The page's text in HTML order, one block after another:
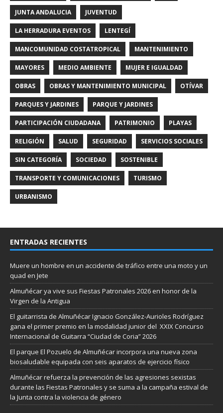
JUNTA ANDALUCIA JUVENTUD
LA HERRADURA EVENTOS LENTEGÍ
MANCOMUNIDAD COSTATROPICAL MANTENIMIENTO
MAYORES MEDIO AMBIENTE MUJER E IGUALDAD
OBRAS OBRAS Y MANTENIMIENTO MUNICIPAL OTÍVAR
PARQUES Y JARDINES PARQUE Y JARDINES
PARTICIPACIÓN CIUDADANA PATRIMONIO PLAYAS
RELIGIÓN SALUD SEGURIDAD SERVICIOS SOCIALES
SIN CATEGORÍA SOCIEDAD SOSTENIBLE
TRANSPORTE Y COMUNICACIONES TURISMO
URBANISMO
ENTRADAS RECIENTES
Muere un hombre en un accidente de tráfico entre una moto y un
quad en Jete
Almuñécar ya vive sus Fiestas Patronales 2026 en honor de la
Virgen de la Antigua
El guitarrista de Almuñécar Ignacio González-Aurioles Rodríguez
gana el primer premio en la modalidad junior del XXIX Concurso
Internacional de Guitarra “Ciudad de Coria” 2026
El parque El Pozuelo de Almuñécar incorpora una nueva zona
biosaludable equipada con seis aparatos de ejercicio físico
Almuñécar refuerza la prevención de las agresiones sexistas
durante las Fiestas Patronales y se suma a la campaña estival de
la Junta contra la violencia de género